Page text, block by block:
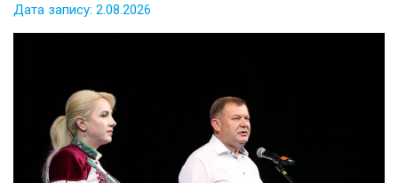
Дата запису: 2.08.2026